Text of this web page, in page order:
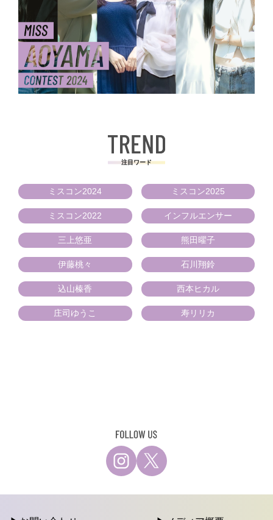
注目ワード
ミスコン2024 ミスコン2025
ミスコン2022 インフルエンサー
三上悠亜 熊田曜子
伊藤桃々 石川翔鈴
込山榛香 西本ヒカル
庄司ゆうこ 寿リリカ